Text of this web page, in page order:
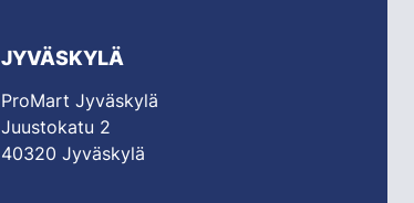
JYVÄSKYLÄ
ProMart Jyväskylä
Juustokatu 2
40320 Jyväskylä